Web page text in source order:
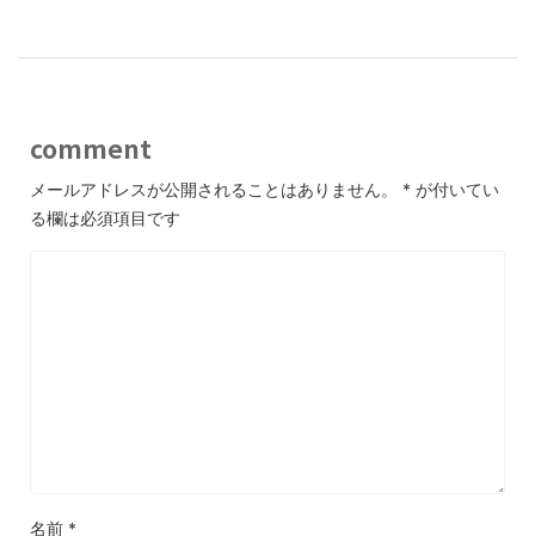
comment
メールアドレスが公開されることはありません。 * が付いてい
る欄は必須項目です
名前 *